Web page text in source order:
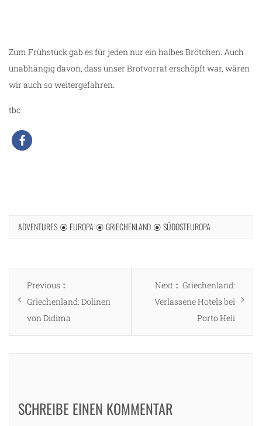
Zum Frühstück gab es für jeden nur ein halbes Brötchen. Auch
unabhängig davon, dass unser Brotvorrat erschöpft war, wären
wir auch so weitergefahren.
tbc
ADVENTURES EUROPA GRIECHENLAND SÜDOSTEUROPA
Beitragsnavigation
Previous
post:
Griechenland: Dolinen
von Didima
Next
Next
post:
Griechenland:
Verlassene Hotels bei
Porto Heli
SCHREIBE EINEN KOMMENTAR